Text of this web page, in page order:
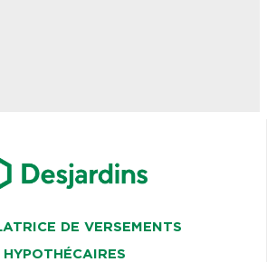
DE VERSEMENTS
HYPOTHÉCAIRES